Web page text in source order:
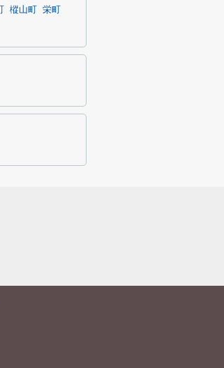
樅山町
栄町